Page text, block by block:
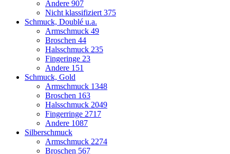
Andere 907
Nicht klassifiziert 375
Schmuck, Doublé u.a.
Armschmuck 49
Broschen 44
Halsschmuck 235
Fingeringe 23
Andere 151
Schmuck, Gold
Armschmuck 1348
Broschen 163
Halsschmuck 2049
Fingerringe 2717
Andere 1087
Silberschmuck
Armschmuck 2274
Broschen 567